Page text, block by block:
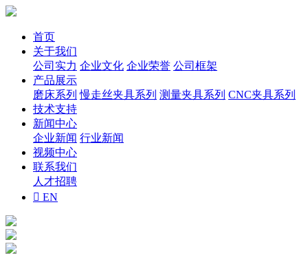
首页
关于我们
公司实力 企业文化 企业荣誉 公司框架
产品展示
磨床系列 慢走丝夹具系列 测量夹具系列 CNC夹具系列
技术支持
新闻中心
企业新闻 行业新闻
视频中心
联系我们
人才招聘
 EN